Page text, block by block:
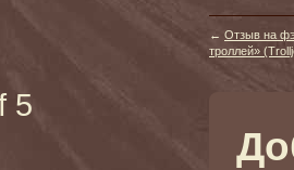
← Отзыв на
троллей»